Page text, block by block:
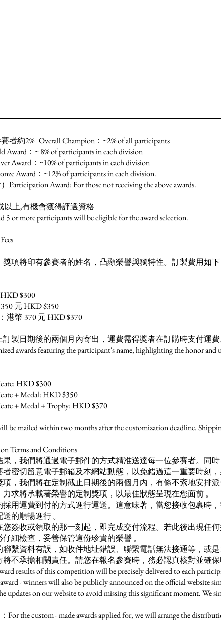
約2% Overall Champion：~2% of all participants
：~ 8% of participants in each division
Award：~10% of participants in each division
Award：~12% of participants in each division.
Award: For those not receiving the above awards.
以上,有機會獲得評選資格
5 or more participants will be eligible for the award selection.
項將印有參賽者的姓名，凸顯榮譽與獨特性。訂製費用如下
$300
元 HKD $350
港幣 370 元 HKD $370
製日期後的兩個月內寄出，運費需得獎者在訂購時支付運費
awards featuring the participant's name, highlighting the honor and
HKD $300
+ Medal: HKD $350
+ Medal + Trophy: HKD $370
be mailed within two months after the customization deadline.
Terms and Conditions
，我們將通過電子郵件的方式精准送達每一位參賽者。同
密切留意電子郵箱及本網站動態，以免錯過這一重要時刻，
，我們將在定制截止日期後的兩個月內，有條不紊地安排
求將承載著榮譽的定制獎項，以最佳狀態呈現在您面前 。
用運費到付的方式進行運送。這意味著，當您接收包裹時
的順暢進行 。
簽收或領取的那一刻起，即完成交付流程。若此後出現任
細檢查，妥善保管這份珍貴的榮譽 。
繫資料有誤，如收件地址錯誤、聯繫電話無法接通等，或
不承擔相關責任。請您在報名參賽時，務必認真核對並確保
results of this competition will be precisely delivered to each
- winners will also be publicly announced on the official website
updates on our website to avoid missing this significant moment. We
For the custom - made awards applied for, we will arrange the